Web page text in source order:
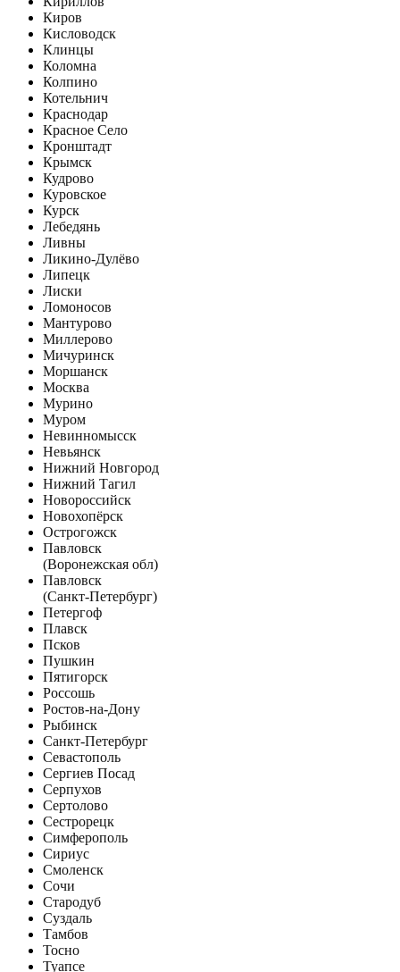
Киров
Кисловодск
Клинцы
Коломна
Колпино
Котельнич
Краснодар
Красное Село
Кронштадт
Крымск
Кудрово
Куровское
Курск
Лебедянь
Ливны
Ликино-Дулёво
Липецк
Лиски
Ломоносов
Мантурово
Миллерово
Мичуринск
Моршанск
Москва
Мурино
Муром
Невинномысск
Невьянск
Нижний Новгород
Нижний Тагил
Новороссийск
Новохопёрск
Острогожск
Павловск
(Воронежская обл)
Павловск
(Санкт-Петербург)
Петергоф
Плавск
Псков
Пушкин
Пятигорск
Россошь
Ростов-на-Дону
Рыбинск
Санкт-Петербург
Севастополь
Сергиев Посад
Серпухов
Сертолово
Сестрорецк
Симферополь
Сириус
Смоленск
Сочи
Стародуб
Суздаль
Тамбов
Тосно
Туапсе